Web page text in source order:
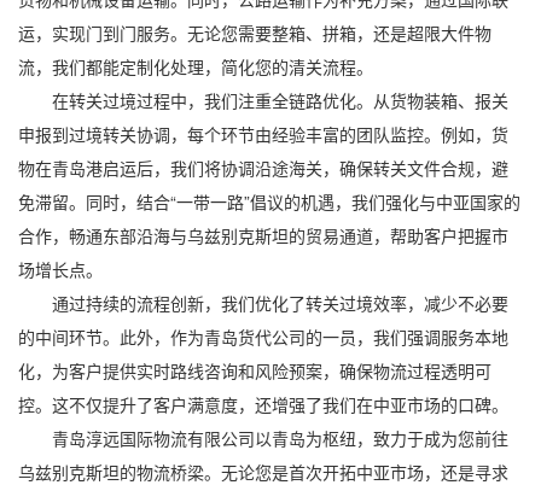
运，实现门到门服务。无论您需要整箱、拼箱，还是超限大件物
流，我们都能定制化处理，简化您的清关流程。
在转关过境过程中，我们注重全链路优化。从货物装箱、报关
申报到过境转关协调，每个环节由经验丰富的团队监控。例如，货
物在青岛港启运后，我们将协调沿途海关，确保转关文件合规，避
免滞留。同时，结合“一带一路”倡议的机遇，我们强化与中亚国家的
合作，畅通东部沿海与乌兹别克斯坦的贸易通道，帮助客户把握市
场增长点。
通过持续的流程创新，我们优化了转关过境效率，减少不必要
的中间环节。此外，作为青岛货代公司的一员，我们强调服务本地
化，为客户提供实时路线咨询和风险预案，确保物流过程透明可
控。这不仅提升了客户满意度，还增强了我们在中亚市场的口碑。
青岛淳远国际物流有限公司以青岛为枢纽，致力于成为您前往
乌兹别克斯坦的物流桥梁。无论您是首次开拓中亚市场，还是寻求